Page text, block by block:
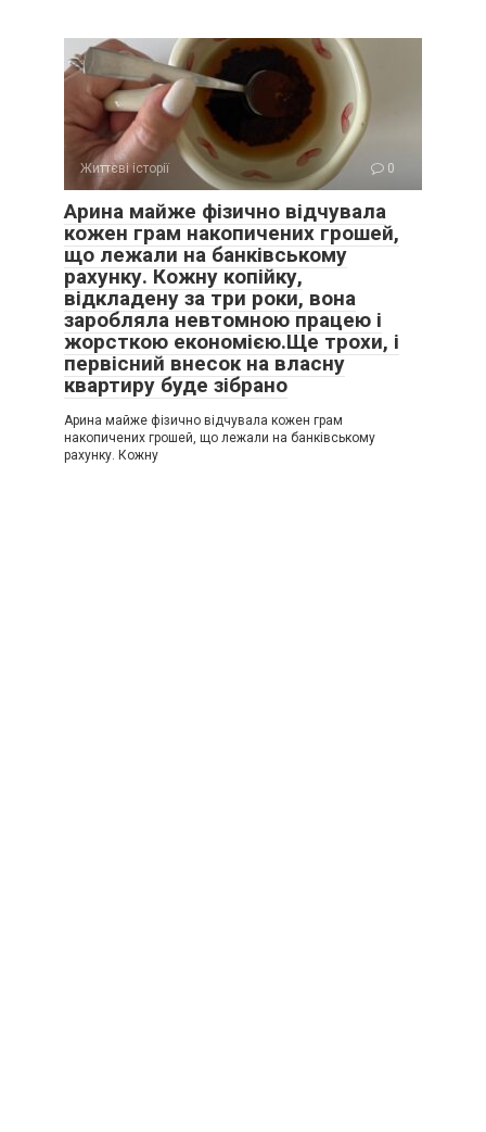
Життєві історії 0
Арина майже фізично відчувала
кожен грам накопичених грошей,
що лежали на банківському
рахунку. Кожну копійку,
відкладену за три роки, вона
заробляла невтомною працею і
жорсткою економією.Ще трохи, і
первісний внесок на власну
квартиру буде зібрано
Арина майже фізично відчувала кожен грам
накопичених грошей, що лежали на банківському
рахунку. Кожну